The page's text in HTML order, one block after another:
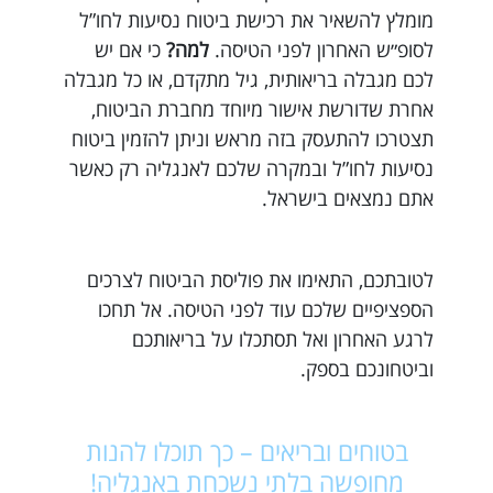
מומלץ להשאיר את רכישת ביטוח נסיעות לחו”ל
לסופ״ש האחרון לפני הטיסה. למה? כי אם יש
לכם מגבלה בריאותית, גיל מתקדם, או כל מגבלה
אחרת שדורשת אישור מיוחד מחברת הביטוח,
תצטרכו להתעסק בזה מראש וניתן להזמין ביטוח
נסיעות לחו”ל ובמקרה שלכם לאנגליה רק כאשר
אתם נמצאים בישראל.
לטובתכם, התאימו את פוליסת הביטוח לצרכים
הספציפיים שלכם עוד לפני הטיסה. אל תחכו
לרגע האחרון ואל תסתכלו על בריאותכם
וביטחונכם בספק.
בטוחים ובריאים – כך תוכלו להנות
מחופשה בלתי נשכחת באנגליה!